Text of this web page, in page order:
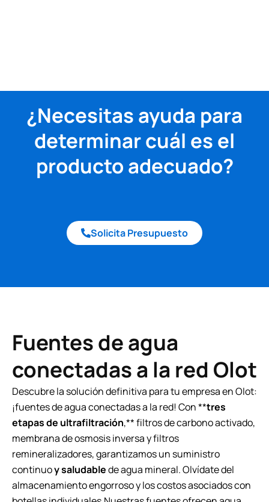
¿Necesitas ayuda para
determinar cuál es el
producto adecuado?
Solicita Presupuesto
Fuentes de agua
conectadas a la red Olot
Descubre la solución definitiva para tu empresa en Olot:
¡fuentes de agua conectadas a la red! Con **tres
etapas de ultrafiltración,** filtros de carbono activado,
membrana de osmosis inversa y filtros
remineralizadores, garantizamos un suministro
continuoy saludablede agua mineral. Olvídate del
almacenamiento engorroso y los costos asociados con